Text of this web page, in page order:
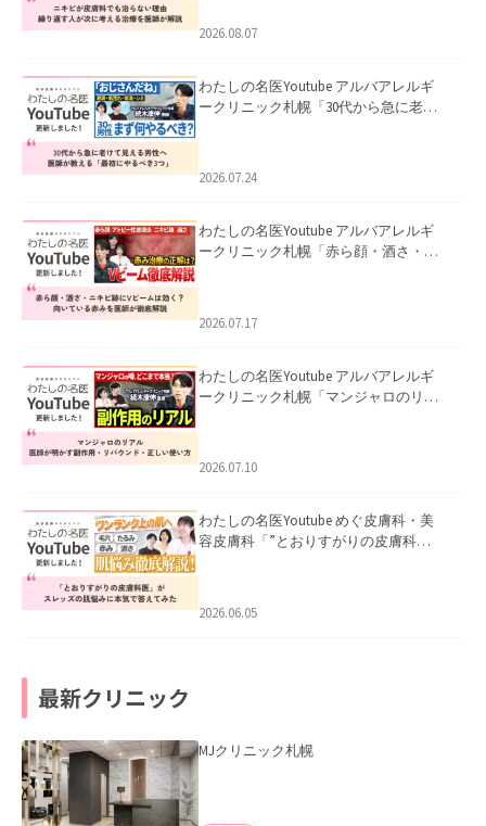
ました。
2026.08.07
わたしの名医Youtube アルバアレルギ
ークリニック札幌「30代から急に老け
た。
2026.07.24
わたしの名医Youtube アルバアレルギ
ークリニック札幌「赤ら顔・酒さ・ニ
した。
2026.07.17
わたしの名医Youtube アルバアレルギ
ークリニック札幌「マンジャロのリア
た。
2026.07.10
わたしの名医Youtube めぐ皮膚科・美
容皮膚科「”とおりすがりの皮膚科
2026.06.05
最新クリニック
MJクリニック札幌